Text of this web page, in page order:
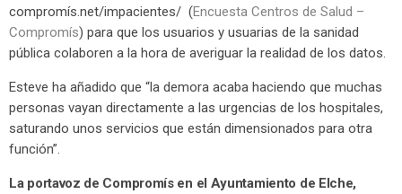
compromís.net/impacientes/ (Encuesta Centros de Salud –
Compromís) para que los usuarios y usuarias de la sanidad
pública colaboren a la hora de averiguar la realidad de los datos.
Esteve ha añadido que “la demora acaba haciendo que muchas
personas vayan directamente a las urgencias de los hospitales,
saturando unos servicios que están dimensionados para otra
función”.
La portavoz de Compromís en el Ayuntamiento de Elche,